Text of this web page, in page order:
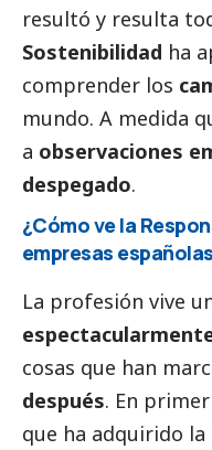
resultó y resulta
Sostenibilidad ha
comprender los
mundo. A medida
a observaciones
despegado.
¿Cómo ve la
empresas
La profesión vive
cosas que han
después. En
que ha adquirido la